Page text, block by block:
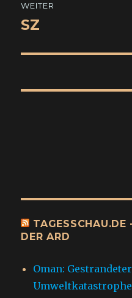
WEITER
Nächster
SZ
TAGESSCHAU.DE
DER ARD
Oman: